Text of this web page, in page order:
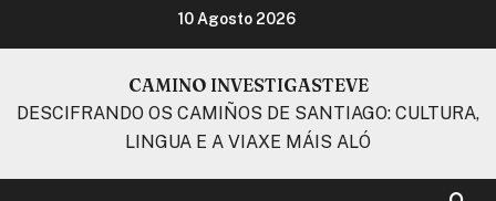
10 Agosto 2026
CAMINO INVESTIGASTEVE
DESCIFRANDO OS CAMIÑOS DE SANTIAGO: CULTURA,
LINGUA E A VIAXE MÁIS ALÓ